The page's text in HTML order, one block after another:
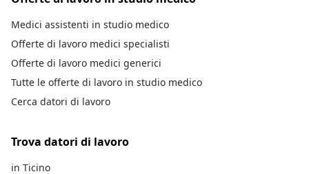
Medici assistenti in studio medico
Offerte di lavoro medici specialisti
Offerte di lavoro medici generici
Tutte le offerte di lavoro in studio medico
Cerca datori di lavoro
Trova datori di lavoro
in Ticino